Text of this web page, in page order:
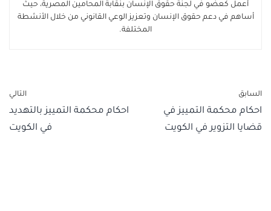
أعمل كعضو في لجنة حقوق الإنسان بنقابة المحامين المصرية، حيث
أساهم في دعم حقوق الإنسان وتعزيز الوعي القانوني من خلال الأنشطة
المختلفة.
السابق
احكام محكمة التمييز في
قضايا التزوير في الكويت
التالي
احكام محكمة التمييز بالتهديد
في الكويت